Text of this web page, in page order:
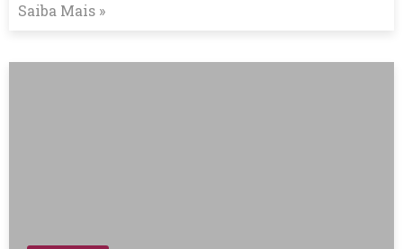
Saiba Mais »